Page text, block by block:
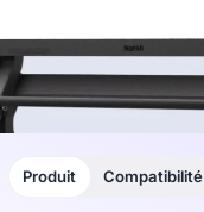
Produit Compatibilité